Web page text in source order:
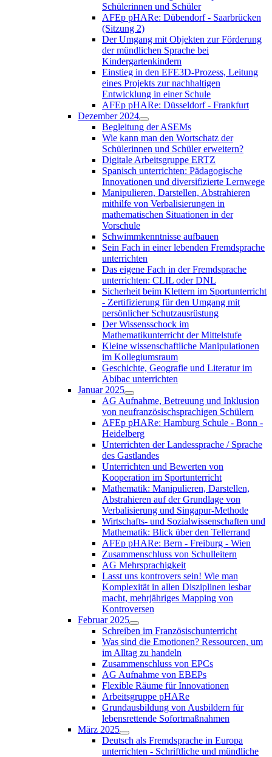
Schülerinnen und Schüler
AFEp pHARe: Dübendorf - Saarbrücken
(Sitzung 2)
Der Umgang mit Objekten zur Förderung
der mündlichen Sprache bei
Kindergartenkindern
Einstieg in den EFE3D-Prozess, Leitung
eines Projekts zur nachhaltigen
Entwicklung in einer Schule
AFEp pHARe: Düsseldorf - Frankfurt
Dezember 2024
Begleitung der ASEMs
Wie kann man den Wortschatz der
Schülerinnen und Schüler erweitern?
Digitale Arbeitsgruppe ERTZ
Spanisch unterrichten: Pädagogische
Innovationen und diversifizierte Lernwege
Manipulieren, Darstellen, Abstrahieren
mithilfe von Verbalisierungen in
mathematischen Situationen in der
Vorschule
Schwimmkenntnisse aufbauen
Sein Fach in einer lebenden Fremdsprache
unterrichten
Das eigene Fach in der Fremdsprache
unterrichten: CLIL oder DNL
Sicherheit beim Klettern im Sportunterricht
- Zertifizierung für den Umgang mit
persönlicher Schutzausrüstung
Der Wissensschock im
Mathematikunterricht der Mittelstufe
Kleine wissenschaftliche Manipulationen
im Kollegiumsraum
Geschichte, Geografie und Literatur im
Abibac unterrichten
Januar 2025
AG Aufnahme, Betreuung und Inklusion
von neufranzösischsprachigen Schülern
AFEp pHARe: Hamburg Schule - Bonn -
Heidelberg
Unterrichten der Landessprache / Sprache
des Gastlandes
Unterrichten und Bewerten von
Kooperation im Sportunterricht
Mathematik: Manipulieren, Darstellen,
Abstrahieren auf der Grundlage von
Verbalisierung und Singapur-Methode
Wirtschafts- und Sozialwissenschaften und
Mathematik: Blick über den Tellerrand
AFEp pHARe: Bern - Freiburg - Wien
Zusammenschluss von Schulleitern
AG Mehrsprachigkeit
Lasst uns kontrovers sein! Wie man
Komplexität in allen Disziplinen lesbar
macht, mehrjähriges Mapping von
Kontroversen
Februar 2025
Schreiben im Französischunterricht
Was sind die Emotionen? Ressourcen, um
im Alltag zu handeln
Zusammenschluss von EPCs
AG Aufnahme von EBEPs
Flexible Räume für Innovationen
Arbeitsgruppe pHARe
Grundausbildung von Ausbildern für
lebensrettende Sofortmaßnahmen
März 2025
Deutsch als Fremdsprache in Europa
unterrichten - Schriftliche und mündliche